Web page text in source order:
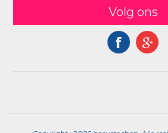
Volg ons